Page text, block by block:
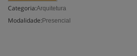
Categoria:Arquitetura
Modalidade: Presencial